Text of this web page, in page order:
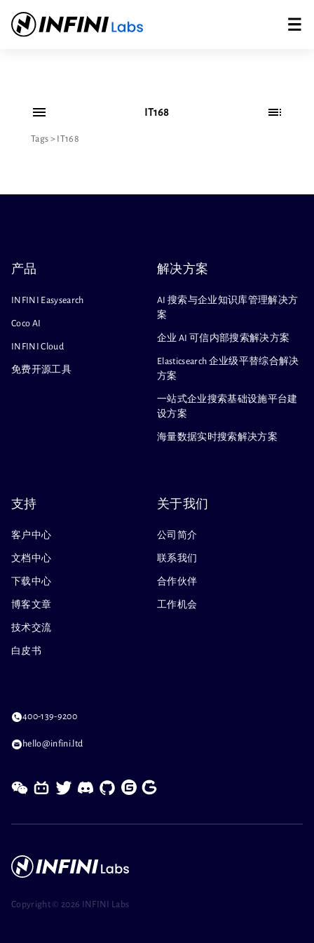
IT168
Tags > IT168
产品
INFINI Easysearch
Coco AI
INFINI Cloud
免费开源工具
解决方案
AI 搜索与企业知识库管理解决方
案
企业 AI 可信内部搜索解决方案
Elasticsearch 企业级平替综合解决
方案
一站式企业搜索基础设施平台建
设方案
海量数据实时搜索解决方案
支持
客户中心
文档中心
下载中心
博客文章
技术交流
白皮书
关于我们
公司简介
联系我们
合作伙伴
工作机会
400-139-9200
hello@infini.ltd
Copyright © 2026 INFINI Labs